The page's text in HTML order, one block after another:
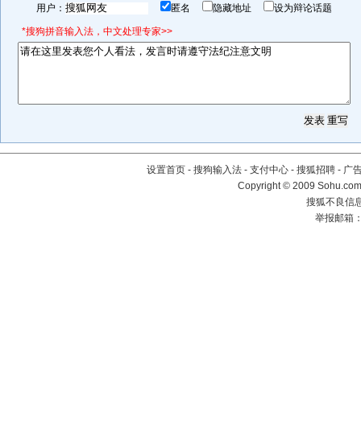
用户： 匿名 隐藏地址 设为辩论话题
*搜狗拼音输入法，中文处理专家>>
设置首页 - 搜狗输入法 - 支付中心 - 搜狐招聘 - 广
Copyright © 2009
搜狐不良信
举报邮箱